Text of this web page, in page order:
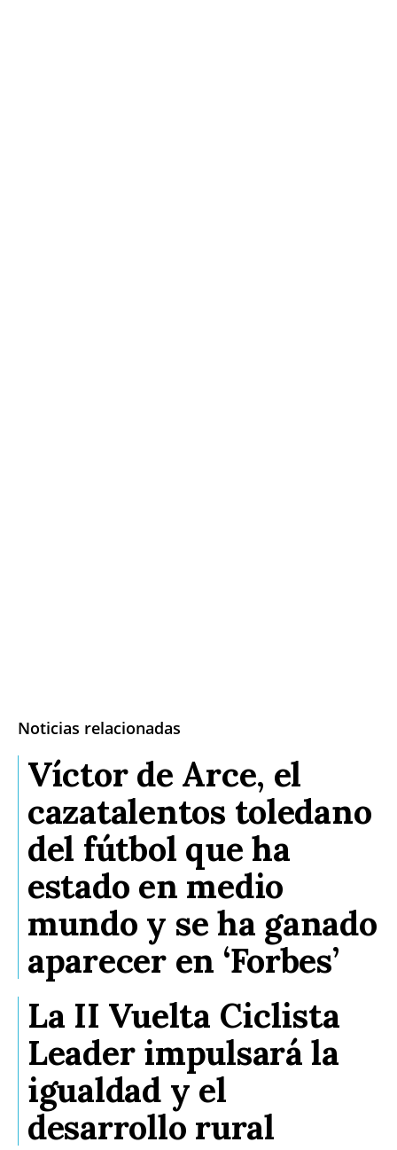
Noticias relacionadas
Víctor de Arce, el
cazatalentos toledano
del fútbol que ha
estado en medio
mundo y se ha ganado
aparecer en ‘Forbes’
La II Vuelta Ciclista
Leader impulsará la
igualdad y el
desarrollo rural